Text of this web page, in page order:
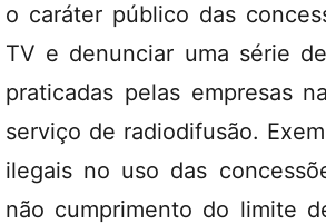
o caráter público das
TV e denunciar uma série
praticadas pelas empresas
serviço de radiodifusão.
ilegais no uso das
não cumprimento do limite